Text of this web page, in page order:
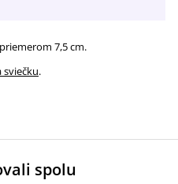
7,5 cm.
.
spolu